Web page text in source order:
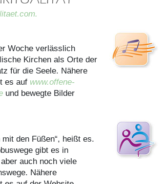
Woche verlässlich
Kirchen als Orte der
für die Seele. Nähere
es auf www.offene-
und bewegte Bilder
den Füßen“, heißt es.
gibt es in
auch noch viele
Nähere